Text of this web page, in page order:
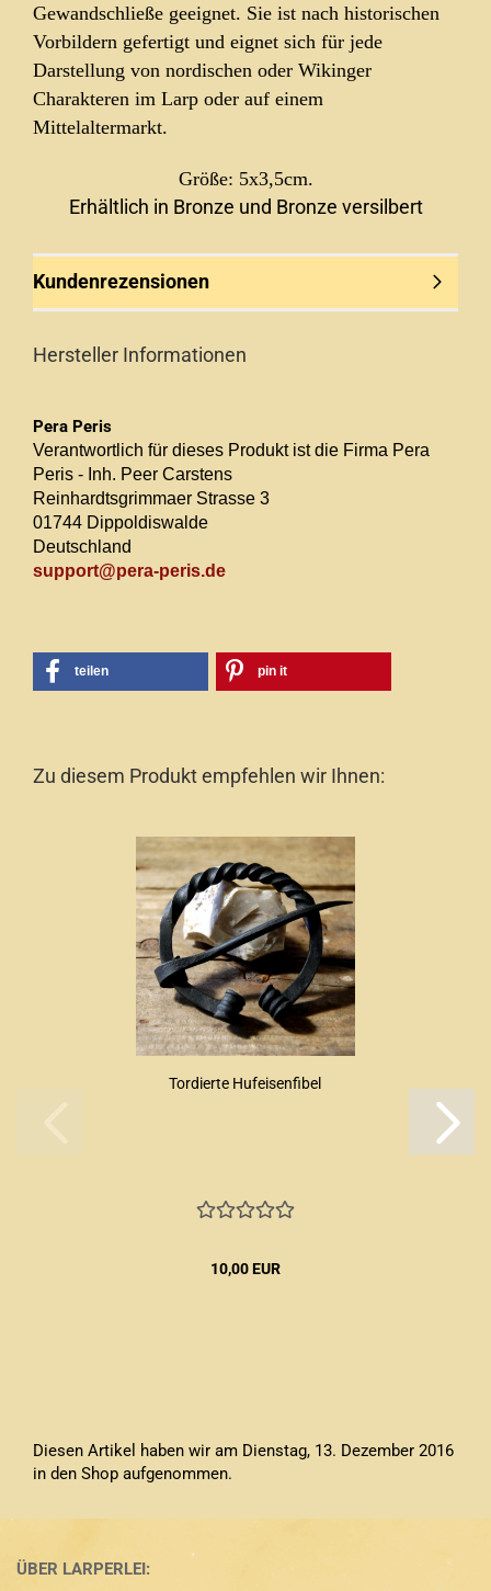
Gewandschließe geeignet. Sie ist nach historischen
Vorbildern gefertigt und eignet sich für jede
Darstellung von nordischen oder Wikinger
Charakteren im Larp oder auf einem
Mittelaltermarkt.
Größe: 5x3,5cm.
Erhältlich in Bronze und Bronze versilbert
Kundenrezensionen
Hersteller Informationen
Pera Peris
Verantwortlich für dieses Produkt ist die Firma Pera
Peris - Inh. Peer Carstens
Reinhardtsgrimmaer Strasse 3
01744 Dippoldiswalde
Deutschland
support@pera-peris.de
teilen pin it
Zu diesem Produkt empfehlen wir Ihnen:
Tordierte Hufeisenfibel
10,00 EUR
Diesen Artikel haben wir am Dienstag, 13. Dezember 2016
in den Shop aufgenommen.
ÜBER LARPERLEI: